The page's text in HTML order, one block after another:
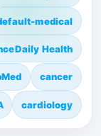
medical
Health
cancer
cardiology